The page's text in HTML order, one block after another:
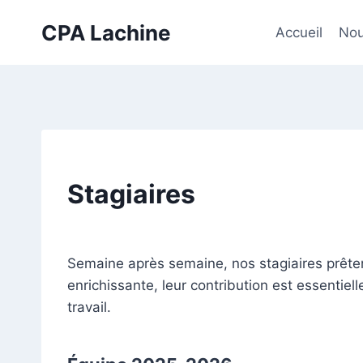
CPA Lachine Accueil
Stagiaires
Semaine après semaine, nos stagiaires
enrichissante, leur contribution est
travail.